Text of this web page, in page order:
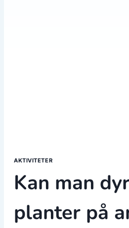
AKTIVITETER
Kan man
planter på